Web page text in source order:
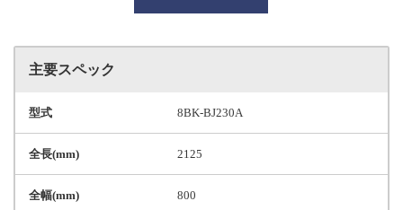
主要スペック
型式 8BK-BJ230A
全長(mm) 2125
全幅(mm) 800